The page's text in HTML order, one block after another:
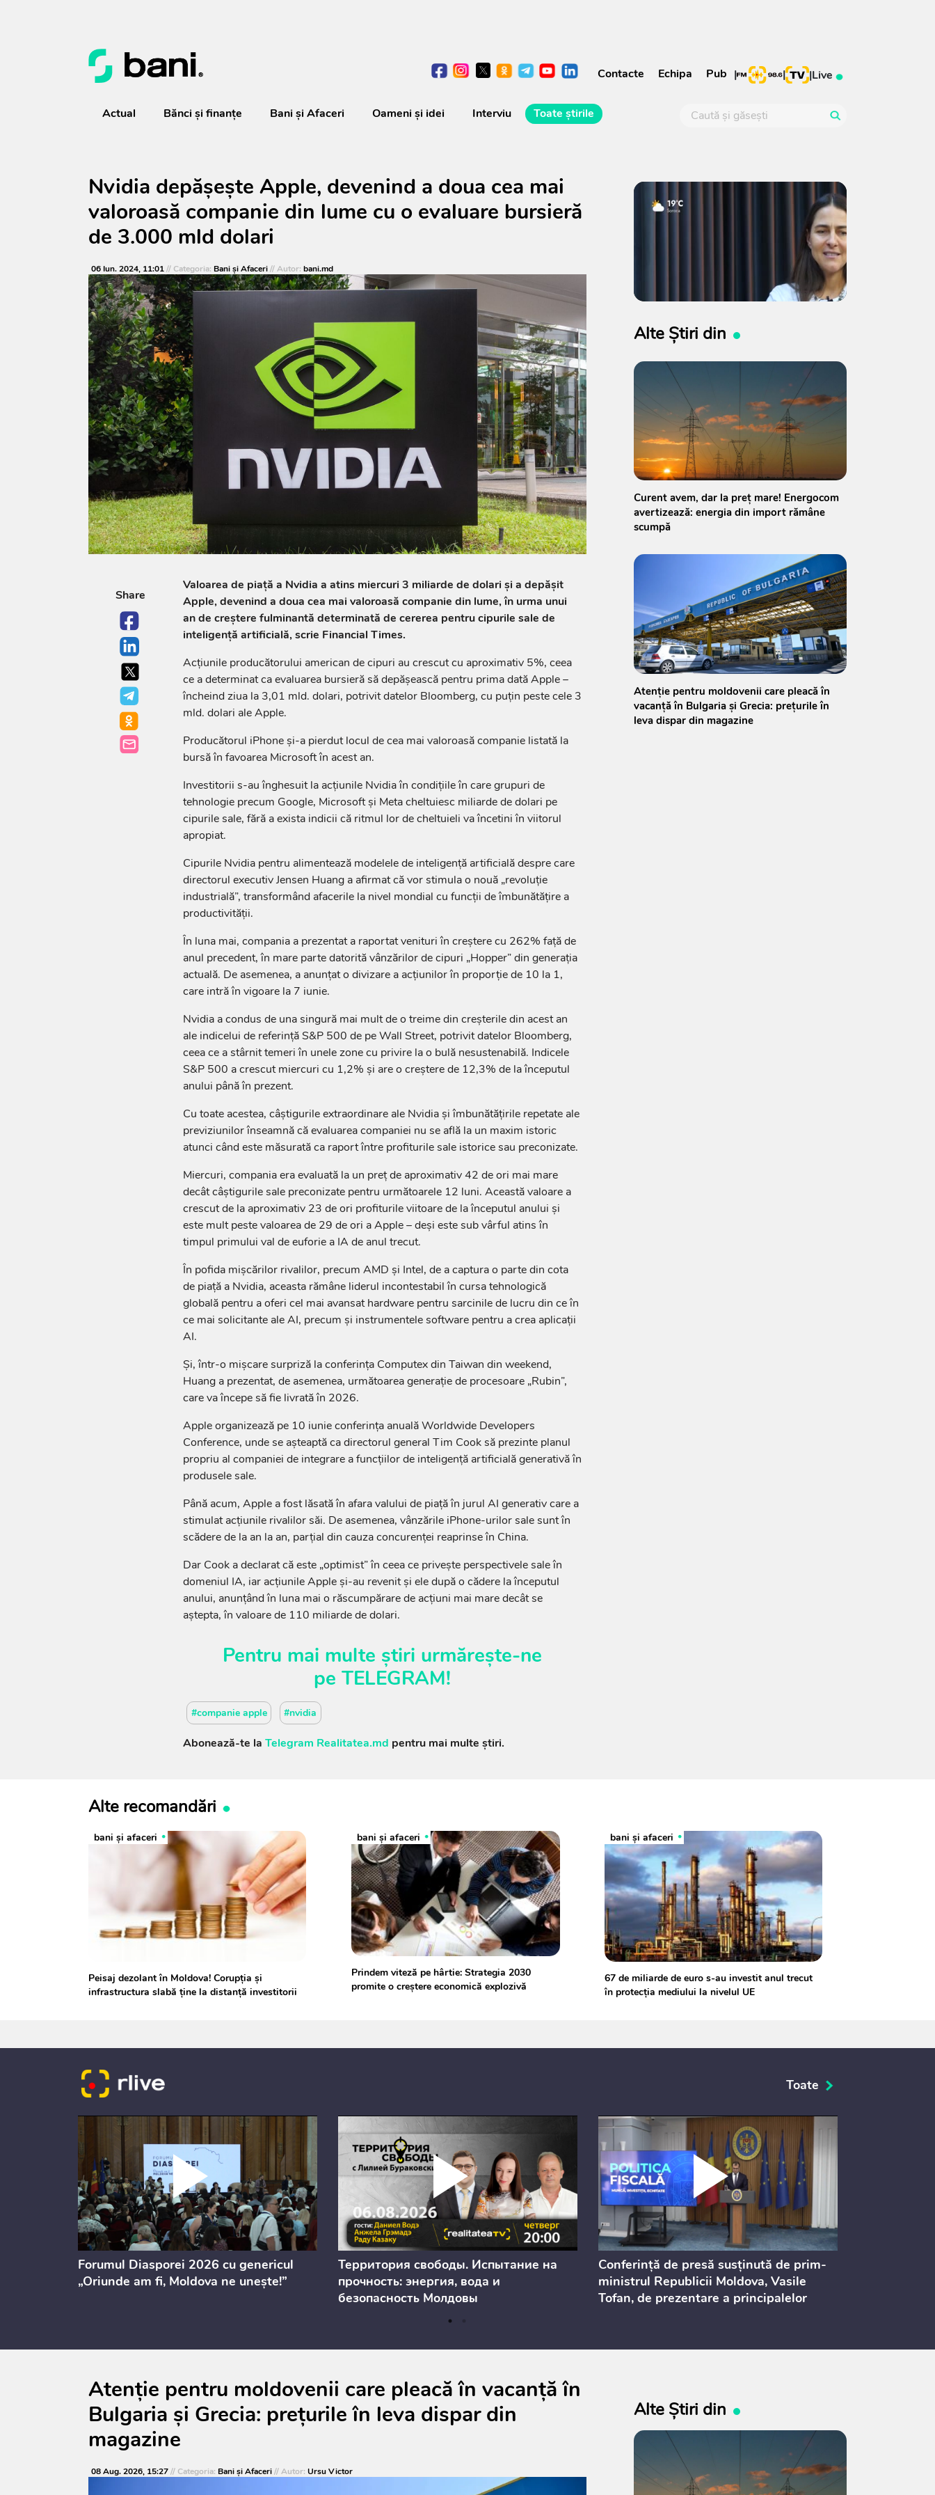
Contacte Echipa Pub | | |Live
Actual Bănci şi finanţe Bani și Afaceri Oameni şi idei Interviu Toate știrile
Nvidia depășește Apple, devenind a doua cea mai
valoroasă companie din lume cu o evaluare bursieră
de 3.000 mld dolari
06 Iun. 2024, 11:01// Categoria: Bani și Afaceri// Autor: bani.md
Share
Valoarea de piaţă a Nvidia a atins miercuri 3 miliarde de dolari şi a depăşit
Apple, devenind a doua cea mai valoroasă companie din lume, în urma unui
an de creştere fulminantă determinată de cererea pentru cipurile sale de
inteligenţă artificială, scrie Financial Times.
Acţiunile producătorului american de cipuri au crescut cu aproximativ 5%, ceea
ce a determinat ca evaluarea bursieră să depăşească pentru prima dată Apple –
încheind ziua la 3,01 mld. dolari, potrivit datelor Bloomberg, cu puţin peste cele 3
mld. dolari ale Apple.
Producătorul iPhone şi-a pierdut locul de cea mai valoroasă companie listată la
bursă în favoarea Microsoft în acest an.
Investitorii s-au înghesuit la acţiunile Nvidia în condiţiile în care grupuri de
tehnologie precum Google, Microsoft şi Meta cheltuiesc miliarde de dolari pe
cipurile sale, fără a exista indicii că ritmul lor de cheltuieli va încetini în viitorul
apropiat.
Cipurile Nvidia pentru alimentează modelele de inteligenţă artificială despre care
directorul executiv Jensen Huang a afirmat că vor stimula o nouă „revoluţie
industrială”, transformând afacerile la nivel mondial cu funcţii de îmbunătăţire a
productivităţii.
În luna mai, compania a prezentat a raportat venituri în creştere cu 262% faţă de
anul precedent, în mare parte datorită vânzărilor de cipuri „Hopper” din generaţia
actuală. De asemenea, a anunţat o divizare a acţiunilor în proporţie de 10 la 1,
care intră în vigoare la 7 iunie.
Nvidia a condus de una singură mai mult de o treime din creşterile din acest an
ale indicelui de referinţă S&P 500 de pe Wall Street, potrivit datelor Bloomberg,
ceea ce a stârnit temeri în unele zone cu privire la o bulă nesustenabilă. Indicele
S&P 500 a crescut miercuri cu 1,2% şi are o creştere de 12,3% de la începutul
anului până în prezent.
Cu toate acestea, câştigurile extraordinare ale Nvidia şi îmbunătăţirile repetate ale
previziunilor înseamnă că evaluarea companiei nu se află la un maxim istoric
atunci când este măsurată ca raport între profiturile sale istorice sau preconizate.
Miercuri, compania era evaluată la un preţ de aproximativ 42 de ori mai mare
decât câştigurile sale preconizate pentru următoarele 12 luni. Această valoare a
crescut de la aproximativ 23 de ori profiturile viitoare de la începutul anului şi
este mult peste valoarea de 29 de ori a Apple – deşi este sub vârful atins în
timpul primului val de euforie a IA de anul trecut.
În pofida mişcărilor rivalilor, precum AMD şi Intel, de a captura o parte din cota
de piaţă a Nvidia, aceasta rămâne liderul incontestabil în cursa tehnologică
globală pentru a oferi cel mai avansat hardware pentru sarcinile de lucru din ce în
ce mai solicitante ale AI, precum şi instrumentele software pentru a crea aplicaţii
AI.
Şi, într-o mişcare surpriză la conferinţa Computex din Taiwan din weekend,
Huang a prezentat, de asemenea, următoarea generaţie de procesoare „Rubin”,
care va începe să fie livrată în 2026.
Apple organizează pe 10 iunie conferinţa anuală Worldwide Developers
Conference, unde se aşteaptă ca directorul general Tim Cook să prezinte planul
propriu al companiei de integrare a funcţiilor de inteligenţă artificială generativă în
produsele sale.
Până acum, Apple a fost lăsată în afara valului de piaţă în jurul AI generativ care a
stimulat acţiunile rivalilor săi. De asemenea, vânzările iPhone-urilor sale sunt în
scădere de la an la an, parţial din cauza concurenţei reaprinse în China.
Dar Cook a declarat că este „optimist” în ceea ce priveşte perspectivele sale în
domeniul IA, iar acţiunile Apple şi-au revenit şi ele după o cădere la începutul
anului, anunţând în luna mai o răscumpărare de acţiuni mai mare decât se
aştepta, în valoare de 110 miliarde de dolari.
Pentru mai multe știri urmărește-ne
pe TELEGRAM!
#companie apple #nvidia
Abonează-te la Telegram Realitatea.md pentru mai multe știri.
Alte Știri din
Curent avem, dar la preț mare! Energocom
avertizează: energia din import rămâne
scumpă
Atenție pentru moldovenii care pleacă în
vacanță în Bulgaria și Grecia: prețurile în
leva dispar din magazine
Alte recomandări
bani și afaceri
Peisaj dezolant în Moldova! Corupția și
infrastructura slabă ține la distanță investitorii
bani și afaceri
Prindem viteză pe hârtie: Strategia 2030
promite o creștere economică explozivă
bani și afaceri
67 de miliarde de euro s-au investit anul trecut
în protecția mediului la nivelul UE
Toate
Forumul Diasporei 2026 cu genericul
„Oriunde am fi, Moldova ne unește!”
Территория свободы. Испытание на
прочность: энергия, вода и
безопасность Молдовы
Conferință de presă susținută de prim-
ministrul Republicii Moldova, Vasile
Tofan, de prezentare a principalelor
consultărilor publice
Atenție pentru moldovenii care pleacă în vacanță în
Bulgaria și Grecia: prețurile în leva dispar din
magazine
08 Aug. 2026, 15:27// Categoria: Bani și Afaceri// Autor: Ursu Victor
Alte Știri din